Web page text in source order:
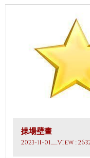
操場壁畫
2023-11-01.......View :